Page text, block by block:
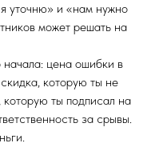
уточню» и «нам нужно
может решать на
цена ошибки в
которую ты не
которую ты подписал на
за срывы.